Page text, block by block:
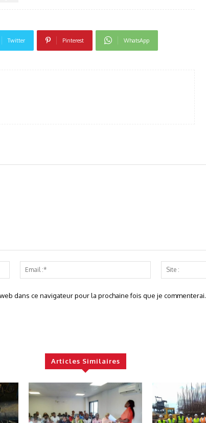
Twitter Pinterest WhatsApp
:*
Email
:*
dans ce navigateur pour la prochaine fois que je commenterai.
Articles Similaires